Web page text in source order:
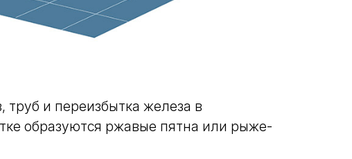
труб и переизбытка железа в
образуются ржавые пятна или рыже-